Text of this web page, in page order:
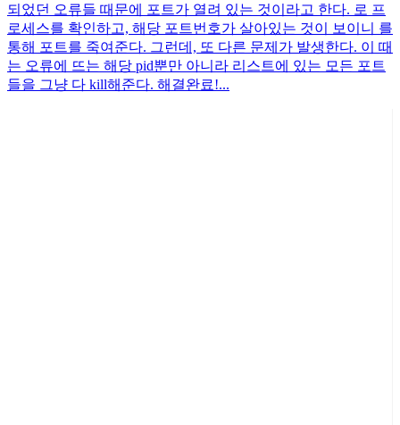
되었던 오류들 때문에 포트가 열려 있는 것이라고 한다. 로 프
로세스를 확인하고, 해당 포트번호가 살아있는 것이 보이니 를
통해 포트를 죽여준다. 그런데, 또 다른 문제가 발생한다. 이 때
는 오류에 뜨는 해당 pid뿐만 아니라 리스트에 있는 모든 포트
들을 그냥 다 kill해준다. 해결완료!...